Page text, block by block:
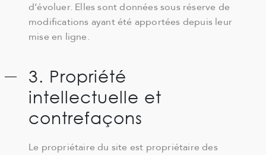
d’évoluer. Elles sont données sous réserve de
modifications ayant été apportées depuis leur
mise en ligne.
3. Propriété
intellectuelle et
contrefaçons
Le propriétaire du site est propriétaire des